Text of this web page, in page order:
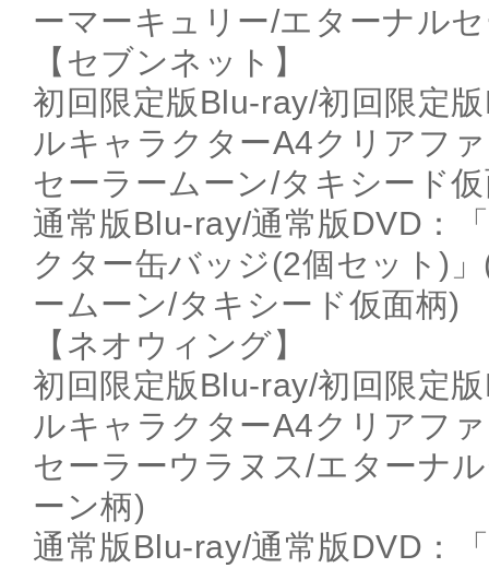
ーマーキュリー/エターナル
【セブンネット】
初回限定版Blu-ray/初回限定
ルキャラクターA4クリアフ
セーラームーン/タキシード
通常版Blu-ray/通常版DVD：
クター缶バッジ(2個セット)
ームーン/タキシード仮面柄)
【ネオウィング】
初回限定版Blu-ray/初回限定
ルキャラクターA4クリアフ
セーラーウラヌス/エターナ
ーン柄)
通常版Blu-ray/通常版DVD：